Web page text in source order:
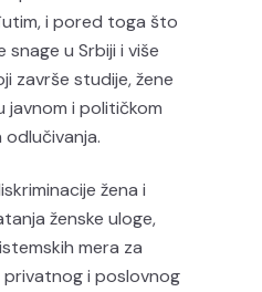
i pored toga što
u Srbiji i više
završe studije, žene
javnom i političkom
žena i
ženske uloge,
mera za
i poslovnog